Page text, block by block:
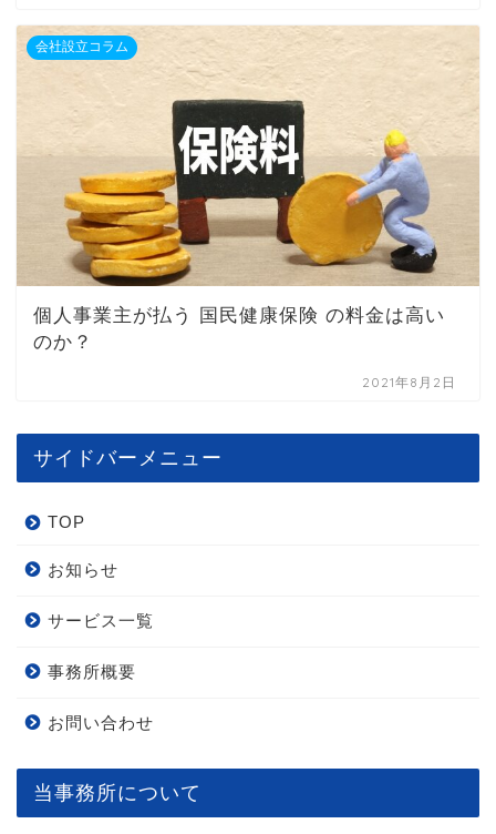
会社設立コラム
個人事業主が払う 国民健康保険 の料金は高い
のか？
2021年8月2日
サイドバーメニュー
TOP
お知らせ
サービス一覧
事務所概要
お問い合わせ
当事務所について